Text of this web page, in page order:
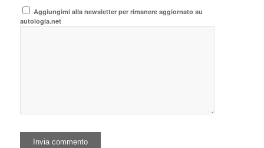
Aggiungimi alla newsletter per rimanere aggiornato su
autologia.net